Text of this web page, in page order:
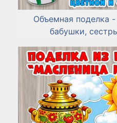
Объемная поделка
бабушки,